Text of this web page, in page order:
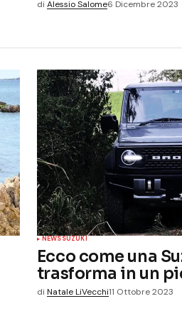
di Alessio Salome6 Dicembre 2023
NEWSSUZUKI
Ecco come una
trasforma in un
di Natale LiVecchi11 Ottobre 2023